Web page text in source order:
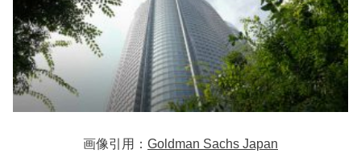
画像引用： Goldman Sachs Japan